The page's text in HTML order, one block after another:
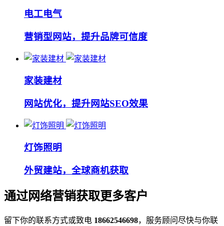
电工电气
营销型网站，提升品牌可信度
家装建材
网站优化，提升网站SEO效果
灯饰照明
外贸建站，全球商机获取
通过网络营销获取更多客户
留下你的联系方式或致电 18662546698，服务顾问尽快与你联